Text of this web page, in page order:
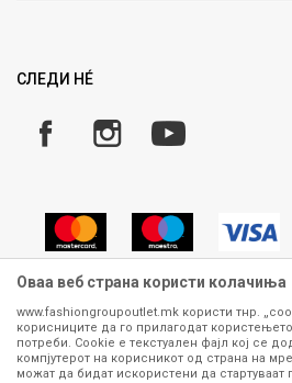
Замена и рефундација на производи
Плаќање
СЛЕДИ НÉ
Сите информации околу производите
онлајн продавница се стремиме да бидат
меѓутоа не можеме да гарантираме дека
Оваа веб страна користи колачиња
www.fashiongroupoutlet.mk користи тнр.
корисниците да го прилагодат
потреби. Cookie е текстуален фајл кој се
компјутерот на корисникот од страна на
можат да бидат искористени да